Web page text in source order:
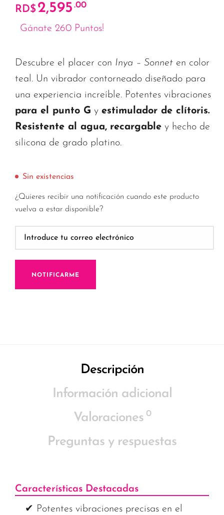
RD$ 2,595 .00
Gánate 260 Puntos!
Descubre el placer con Inya – Sonnet en color
teal. Un vibrador contorneado diseñado para
una experiencia increíble. Potentes vibraciones
para el punto G y estimulador de clítoris.
Resistente al agua, recargable y hecho de
silicona de grado platino.
Sin existencias
¿Quieres recibir una notificación cuando este producto
vuelva a estar disponible?
NOTIFICARME
Descripción
Información adicional
Valoraciones 0
Preguntas y respuestas
Características Destacadas
✔ Potentes vibraciones precisas en el